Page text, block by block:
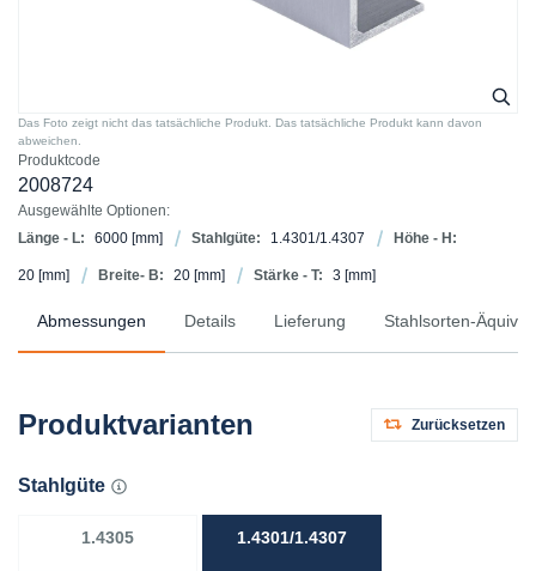
Produktcode
2008724
Ausgewählte Optionen:
Länge - L:
6000 [mm] Stahlgüte: 1.4301/1.4307 Höhe - H:
20 [mm] Breite- B: 20 [mm] Stärke - T: 3 [mm]
Das Foto zeigt nicht das tatsächliche Produkt. Das tatsächliche Produkt kann davon
abweichen.
Abmessungen Details Lieferung Stahlsorten-
Produktvarianten Zurücksetzen
Stahlgüte
1.4305 1.4301/1.4307